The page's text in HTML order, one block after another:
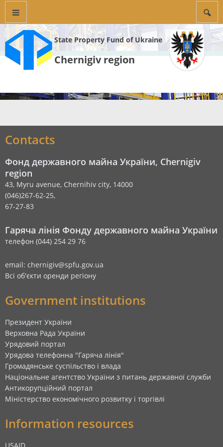
State Property Fund of Ukraine
Chernigiv region
Contacts
Фонд державного майна України, Chernigiv
region
43, Myru avenue, Chernihiv city, 14000
(046)267-62-25,
67-27-83
Гаряча лінія Фонду державного майна України
телефон (044) 254 29 76
email: chernigiv@spfu.gov.ua
Всі об'єкти оренди регіону
Government institutions
Президент України
Верховна Рада України
Урядовий портал
Урядова телефонна "Гаряча лінія"
Громадянське суспільство і влада
Національне агентство України з питань державної служби
Антикорупційний портал
Міністерство економічного розвитку і торгівлі
Information resources